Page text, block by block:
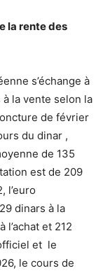
la rente des
s’échange à
à la vente selon la
de février
du dinar ,
de 135
est de 209
l’euro
dinars à la
l’achat et 212
et le
le cours de